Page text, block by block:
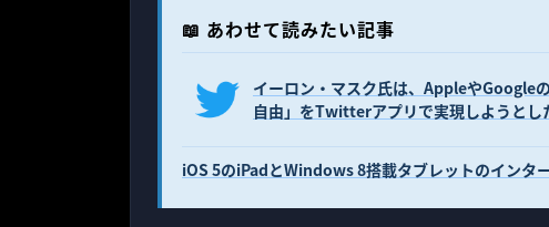
📖 あわせて読みたい記事
イーロン・マスク氏は、AppleやGoogle
自由」をTwitterアプリで実現しようとし
iOS 5のiPadとWindows 8搭載タブレットのインタ